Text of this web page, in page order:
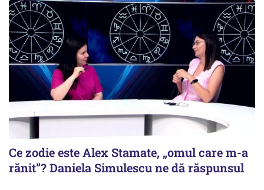
Ce zodie este Alex Stamate, „omul care m-a
rănit”? Daniela Simulescu ne dă răspunsul